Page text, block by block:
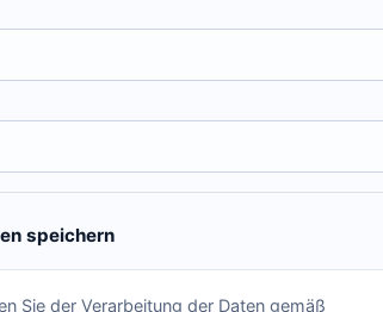
speichern
Sie der Verarbeitung der Daten gemäß